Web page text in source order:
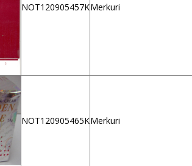
NOT120905457KMerkuri
NOT120905465KMerkuri